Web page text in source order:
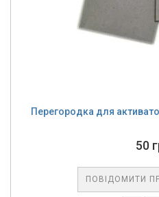
Перегородка для
50
ПОВІДОМИТИ